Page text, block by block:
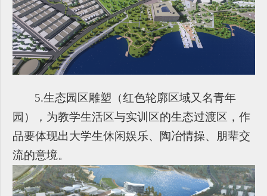
5.生态园区雕塑（红色轮廓区域又名青年
园），为教学生活区与实训区的生态过渡区，作
品要体现出大学生休闲娱乐、陶冶情操、朋辈交
流的意境。